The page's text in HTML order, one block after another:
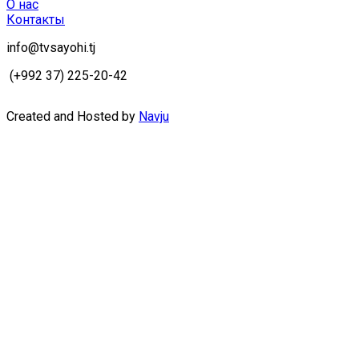
О нас
Контакты
info@tvsayohi.tj
(+992 37) 225-20-42
Created and Hosted by Navju